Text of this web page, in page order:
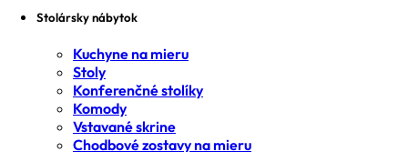
Stolársky nábytok
Kuchyne na mieru
Stoly
Konferenčné stolíky
Komody
Vstavané skrine
Chodbové zostavy na mieru